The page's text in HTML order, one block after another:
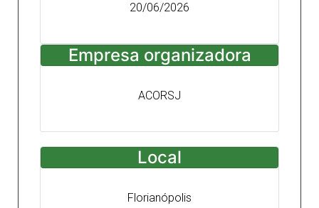
20/06/2026
Empresa organizadora
ACORSJ
Local
Florianópolis